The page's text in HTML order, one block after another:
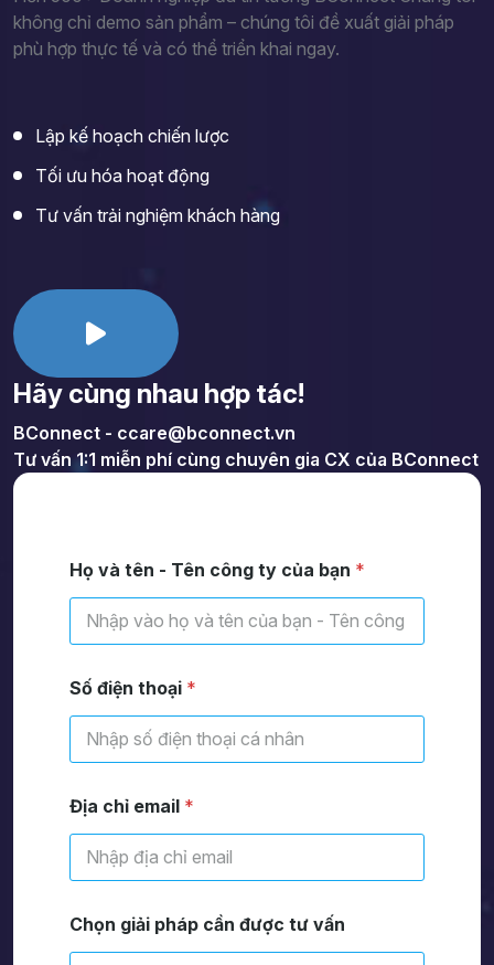
không chỉ demo sản phẩm – chúng tôi đề xuất giải pháp
phù hợp thực tế và có thể triển khai ngay.
Lập kế hoạch chiến lược
Tối ưu hóa hoạt động
Tư vấn trải nghiệm khách hàng
Hãy cùng nhau hợp tác!
BConnect - ccare@bconnect.vn
Tư vấn 1:1 miễn phí cùng chuyên gia CX của BConnect
Họ và tên - Tên công ty của bạn *
Số điện thoại *
Địa chỉ email *
Chọn giải pháp cần được tư vấn